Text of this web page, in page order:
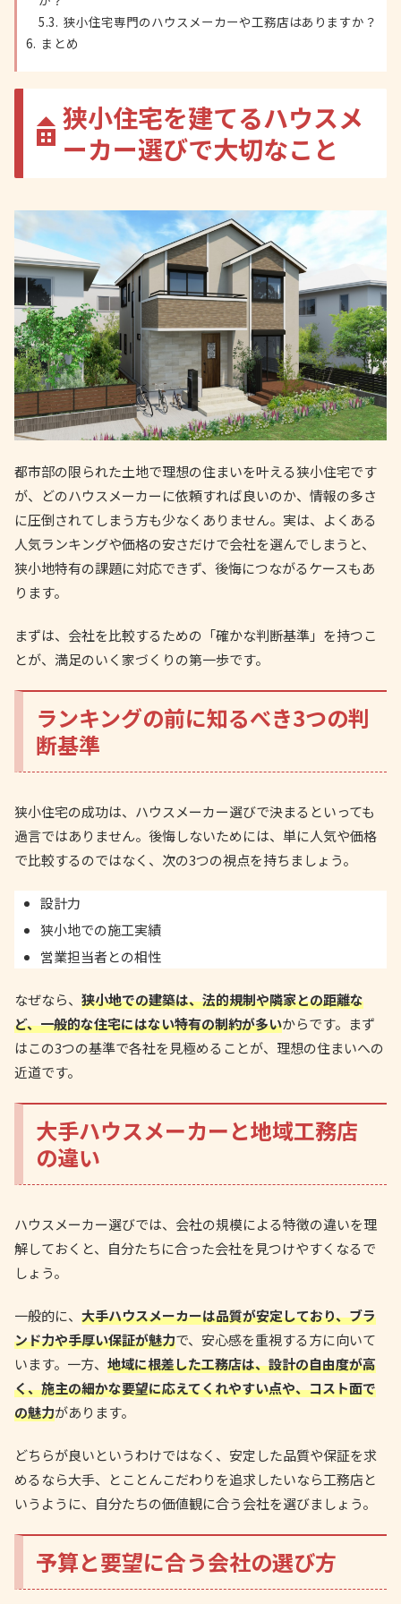
狭小住宅専門のハウスメーカーや工務店はありますか？
まとめ
狭小住宅を建てるハウスメ
ーカー選びで大切なこと
都市部の限られた土地で理想の住まいを叶える狭小住宅です
が、どのハウスメーカーに依頼すれば良いのか、情報の多さ
に圧倒されてしまう方も少なくありません。実は、よくある
人気ランキングや価格の安さだけで会社を選んでしまうと、
狭小地特有の課題に対応できず、後悔につながるケースもあ
ります。
まずは、会社を比較するための「確かな判断基準」を持つこ
とが、満足のいく家づくりの第一歩です。
ランキングの前に知るべき3つの判
断基準
狭小住宅の成功は、ハウスメーカー選びで決まるといっても
過言ではありません。後悔しないためには、単に人気や価格
で比較するのではなく、次の3つの視点を持ちましょう。
設計力
狭小地での施工実績
営業担当者との相性
なぜなら、 狭小地での建築は、法的規制や隣家との距離な
ど、一般的な住宅にはない特有の制約が多いからです。まず
はこの3つの基準で各社を見極めることが、理想の住まいへの
近道です。
大手ハウスメーカーと地域工務店
の違い
ハウスメーカー選びでは、会社の規模による特徴の違いを理
解しておくと、自分たちに合った会社を見つけやすくなるで
しょう。
一般的に、 大手ハウスメーカーは品質が安定しており、ブラ
ンド力や手厚い保証が魅力で、安心感を重視する方に向いて
います。一方、 地域に根差した工務店は、設計の自由度が高
く、施主の細かな要望に応えてくれやすい点や、コスト面で
の魅力があります。
どちらが良いというわけではなく、安定した品質や保証を求
めるなら大手、とことんこだわりを追求したいなら工務店と
いうように、自分たちの価値観に合う会社を選びましょう。
予算と要望に合う会社の選び方